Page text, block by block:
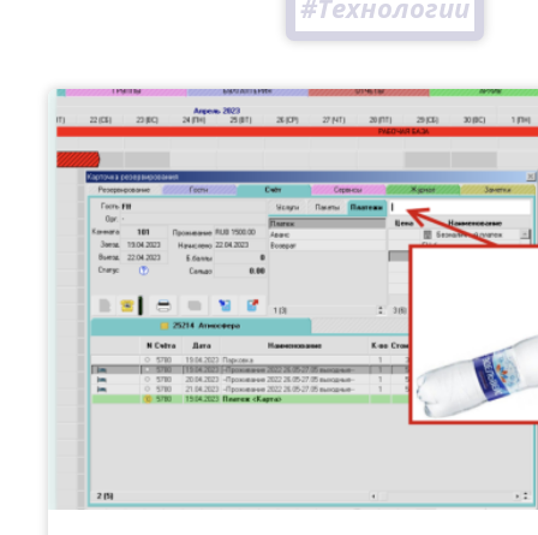
Технологии